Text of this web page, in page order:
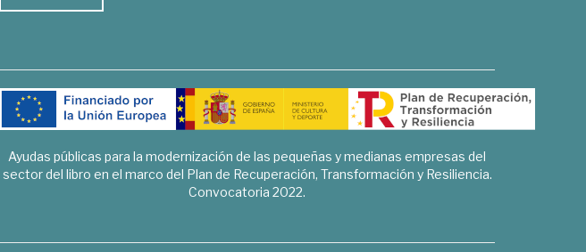
Ayudas públicas para la modernización de las pequeñas y medianas empresas del
sector del libro en el marco del Plan de Recuperación, Transformación y Resiliencia.
Convocatoria 2022.